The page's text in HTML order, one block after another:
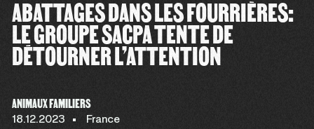
ABATTAGES DANS LES FOURRIÈRES:
LE GROUPE SACPA TENTE DE
DÉTOURNER L’ATTENTION
ANIMAUX FAMILIERS
18.12.2023 France